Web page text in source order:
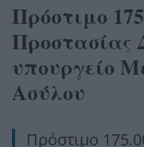
Πρόστιμο
Προστασίας
υπουργείο
Ασύλου
Πρόστιμο